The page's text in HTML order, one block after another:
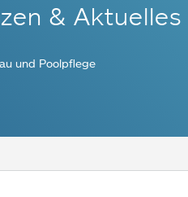
& Aktuelles
und Poolpflege